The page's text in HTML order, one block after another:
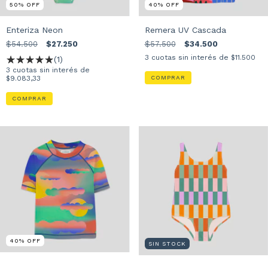
50% OFF
Enteriza Neon
$54.500 $27.250
(1)
3 cuotas sin interés de
$9.083,33
COMPRAR
40% OFF
Remera UV Cascada
$57.500 $34.500
3 cuotas sin interés de $11.500
COMPRAR
40% OFF
SIN STOCK